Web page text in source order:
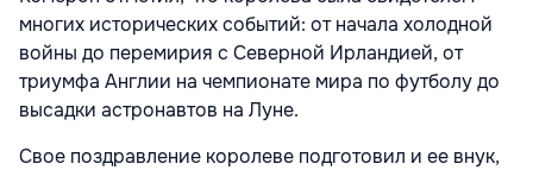
многих исторических событий: от начала холодной
войны до перемирия с Северной Ирландией, от
триумфа Англии на чемпионате мира по футболу до
высадки астронавтов на Луне.
Свое поздравление королеве подготовил и ее внук,